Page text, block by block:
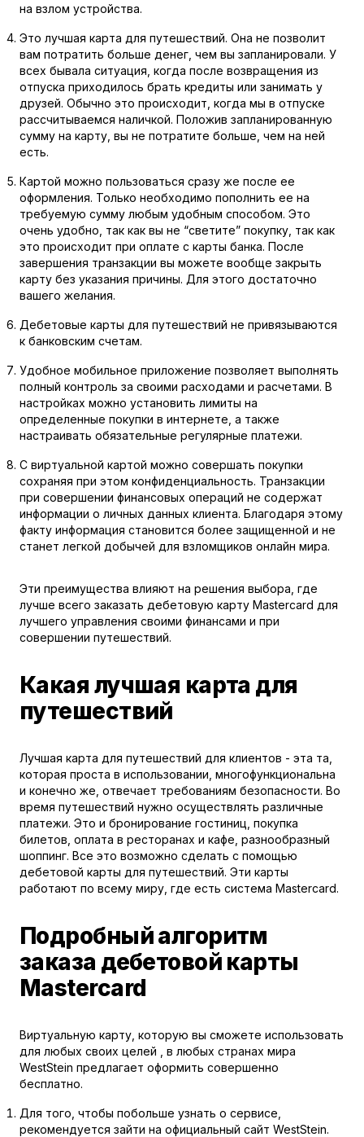
на взлом устройства.
Это лучшая карта для путешествий. Она не позволит
вам потратить больше денег, чем вы запланировали. У
всех бывала ситуация, когда после возвращения из
отпуска приходилось брать кредиты или занимать у
друзей. Обычно это происходит, когда мы в отпуске
рассчитываемся наличкой. Положив запланированную
сумму на карту, вы не потратите больше, чем на ней
есть.
Картой можно пользоваться сразу же после ее
оформления. Только необходимо пополнить ее на
требуемую сумму любым удобным способом. Это
очень удобно, так как вы не “светите” покупку, так как
это происходит при оплате с карты банка. После
завершения транзакции вы можете вообще закрыть
карту без указания причины. Для этого достаточно
вашего желания.
Дебетовые карты для путешествий не привязываются
к банковским счетам.
Удобное мобильное приложение позволяет выполнять
полный контроль за своими расходами и расчетами. В
настройках можно установить лимиты на
определенные покупки в интернете, а также
настраивать обязательные регулярные платежи.
С виртуальной картой можно совершать покупки
сохраняя при этом конфиденциальность. Транзакции
при совершении финансовых операций не содержат
информации о личных данных клиента. Благодаря этому
факту информация становится более защищенной и не
станет легкой добычей для взломщиков онлайн мира.
Эти преимущества влияют на решения выбора, где
лучше всего заказать дебетовую карту Mastercard для
лучшего управления своими финансами и при
совершении путешествий.
Какая лучшая карта для
путешествий
Лучшая карта для путешествий для клиентов - эта та,
которая проста в использовании, многофункциональна
и конечно же, отвечает требованиям безопасности. Во
время путешествий нужно осуществлять различные
платежи. Это и бронирование гостиниц, покупка
билетов, оплата в ресторанах и кафе, разнообразный
шоппинг. Все это возможно сделать с помощью
дебетовой карты для путешествий. Эти карты
работают по всему миру, где есть система Mastercard.
Подробный алгоритм
заказа дебетовой карты
Mastercard
Виртуальную карту, которую вы сможете использовать
для любых своих целей , в любых странах мира
WestStein предлагает оформить совершенно
бесплатно.
Для того, чтобы побольше узнать о сервисе,
рекомендуется зайти на официальный сайт WestStein.